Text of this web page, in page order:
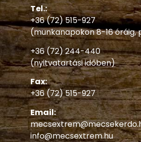
Tel.:
+36 (72) 515-927
(munkanapokon 8-16 óráig,
+36 (72) 244-440
(nyitvatartási időben)
Fax:
+36 (72) 515-927
Email:
info@mecsextrem.hu